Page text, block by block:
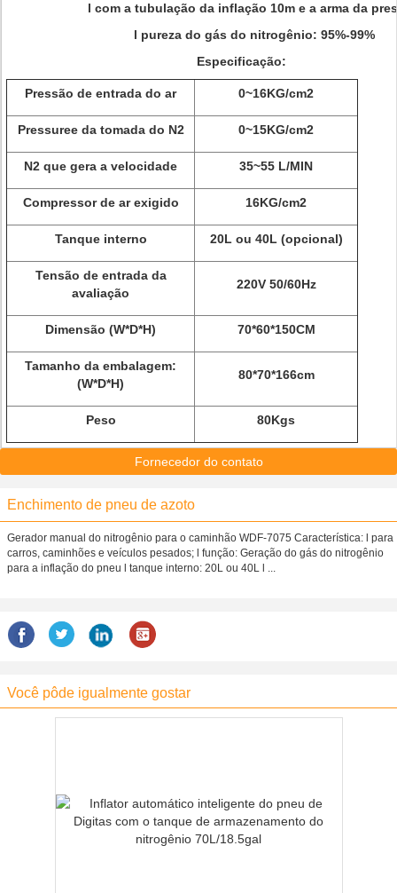
l com a tubulação da inflação 10m e a arma da
l pureza do gás do nitrogênio: 95%-99%
Especificação:
Pressão de entrada do ar 0~16KG/cm2
Pressuree da tomada do N2 0~15KG/cm2
N2 que gera a velocidade 35~55 L/MIN
Compressor de ar exigido 16KG/cm2
Tanque interno 20L ou 40L (opcional)
Tensão de entrada da
avaliação
220V 50/60Hz
Dimensão (W*D*H) 70*60*150CM
Tamanho da embalagem:
(W*D*H)
80*70*166cm
Peso 80Kgs
Fornecedor do contato
Enchimento de pneu de azoto
Gerador manual do nitrogênio para o caminhão WDF-7075 Característica: l para
carros, caminhões e veículos pesados; l função: Geração do gás do nitrogênio
para a inflação do pneu l tanque interno: 20L ou 40L l ...
Você pôde igualmente gostar